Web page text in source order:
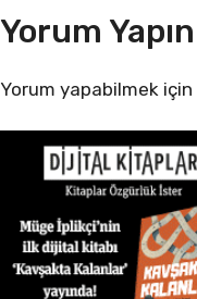
Yorum Yapın
Yorum yapabilmek için